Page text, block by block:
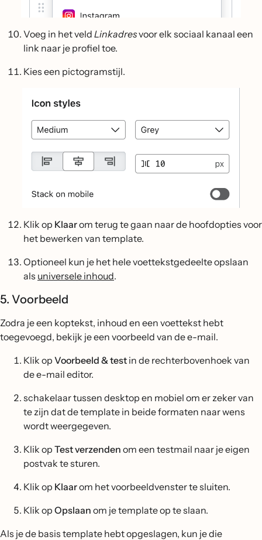
Voeg in het veld Linkadresvoor elk sociaal kanaal een
link naar je profiel toe.
Kies een pictogramstijl.
Klik op Klaarom terug te gaan naar de hoofdopties voor
het bewerken van template.
Optioneel kun je het hele voettekstgedeelte opslaan
als universele inhoud.
5. Voorbeeld
Zodra je een koptekst, inhoud en een voettekst hebt
toegevoegd, bekijk je een voorbeeld van de e-mail.
Klik op Voorbeeld & test in de rechterbovenhoek van
de e-mail editor.
schakelaar tussen desktop en mobiel om er zeker van
te zijn dat de template in beide formaten naar wens
wordt weergegeven.
Klik op Test verzenden om een testmail naar je eigen
postvak te sturen.
Klik op Klaarom het voorbeeldvenster te sluiten.
Klik op Opslaan om je template op te slaan.
Als je de basis template hebt opgeslagen, kun je die